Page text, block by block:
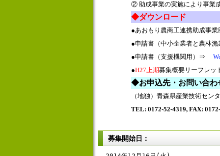
② 助成事業の実施により事業
◆ダウンロード
●あおもり農商工連携助成事
●申請書（中小企業者と農林
●申請書（支援機関用）⇒
●H27上期募集概要リーフレ
◆お申込先・お問い合わ
（地独）青森県産業技術セ
TEL: 0172-52-4319, FAX:
募集開始日：